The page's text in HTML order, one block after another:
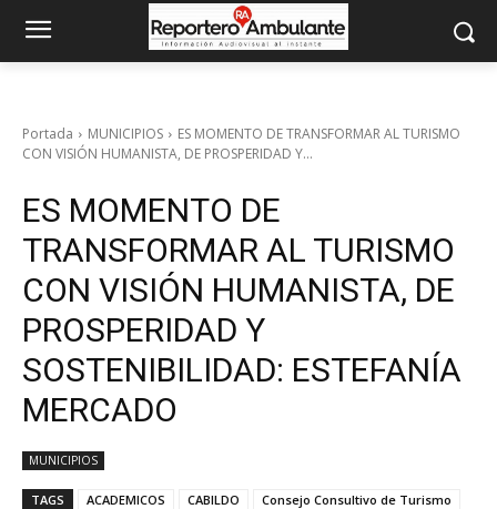
Portada MUNICIPIOS
ES MOMENTO DE TRANSFORMAR AL TURISMO
CON VISIÓN HUMANISTA, DE PROSPERIDAD Y...
ES MOMENTO DE
TRANSFORMAR AL TURISMO
CON VISIÓN HUMANISTA, DE
PROSPERIDAD Y
SOSTENIBILIDAD: ESTEFANÍA
MERCADO
MUNICIPIOS
TAGS ACADEMICOS CABILDO
Consejo Consultivo de Turismo